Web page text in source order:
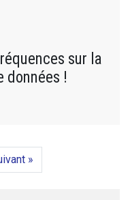
sur la
données !
»